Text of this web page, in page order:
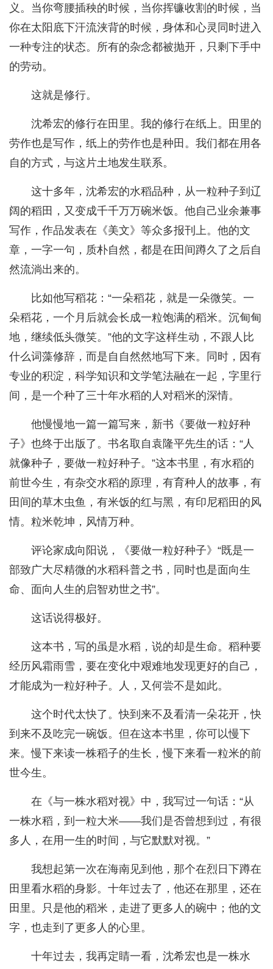
义。当你弯腰插秧的时候，当你挥镰收割的时候，当
你在太阳底下汗流浃背的时候，身体和心灵同时进入
一种专注的状态。所有的杂念都被抛开，只剩下手中
的劳动。
这就是修行。
沈希宏的修行在田里。我的修行在纸上。田里的
劳作也是写作，纸上的劳作也是种田。我们都在用各
自的方式，与这片土地发生联系。
这十多年，沈希宏的水稻品种，从一粒种子到辽
阔的稻田，又变成千千万万碗米饭。他自己业余兼事
写作，作品发表在《美文》等众多报刊上。他的文
章，一字一句，质朴自然，都是在田间蹲久了之后自
然流淌出来的。
比如他写稻花：“一朵稻花，就是一朵微笑。一
朵稻花，一个月后就会长成一粒饱满的稻米。沉甸甸
地，继续低头微笑。”他的文字这样生动，不跟人比
什么词藻修辞，而是自自然然地写下来。同时，因有
专业的积淀，科学知识和文学笔法融在一起，字里行
间，是一个种了三十年水稻的人对稻米的深情。
他慢慢地一篇一篇写来，新书《要做一粒好种
子》也终于出版了。书名取自袁隆平先生的话：“人
就像种子，要做一粒好种子。”这本书里，有水稻的
前世今生，有杂交水稻的原理，有育种人的故事，有
田间的草木虫鱼，有米饭的红与黑，有印尼稻田的风
情。粒米乾坤，风情万种。
评论家成向阳说，《要做一粒好种子》“既是一
部致广大尽精微的水稻科普之书，同时也是面向生
命、面向人生的启智劝世之书”。
这话说得极好。
这本书，写的虽是水稻，说的却是生命。稻种要
经历风霜雨雪，要在变化中艰难地发现更好的自己，
才能成为一粒好种子。人，又何尝不是如此。
这个时代太快了。快到来不及看清一朵花开，快
到来不及吃完一碗饭。但在这本书里，你可以慢下
来。慢下来读一株稻子的生长，慢下来看一粒米的前
世今生。
在《与一株水稻对视》中，我写过一句话：“从
一株水稻，到一粒大米——我们是否曾想到过，有很
多人，在用一生的时间，与它默默对视。”
我想起第一次在海南见到他，那个在烈日下蹲在
田里看水稻的身影。十年过去了，他还在那里，还在
田里。只是他的稻米，走进了更多人的碗中；他的文
字，也走到了更多人的心里。
十年过去，我再定睛一看，沈希宏也是一株水